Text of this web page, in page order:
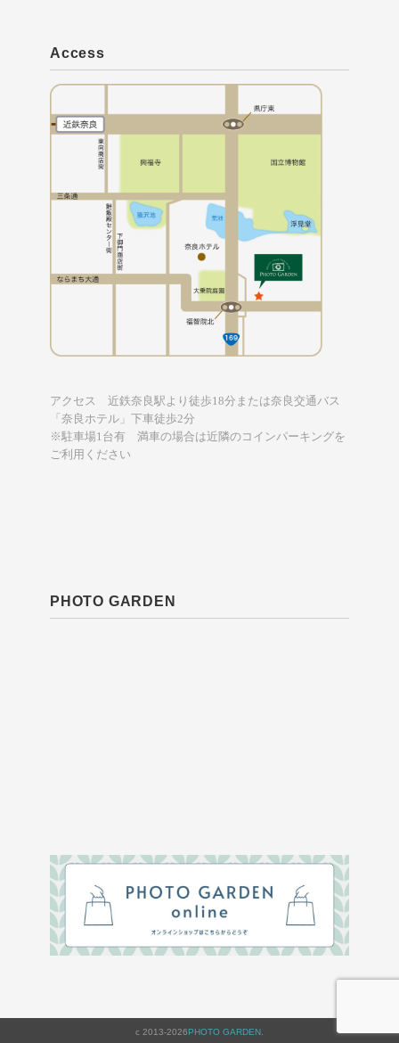
Access
アクセス 近鉄奈良駅より徒歩18分または奈良交通バス
「奈良ホテル」下車徒歩2分
※駐車場1台有 満車の場合は近隣のコインパーキングを
ご利用ください
PHOTO GARDEN
c 2013-2026PHOTO GARDEN